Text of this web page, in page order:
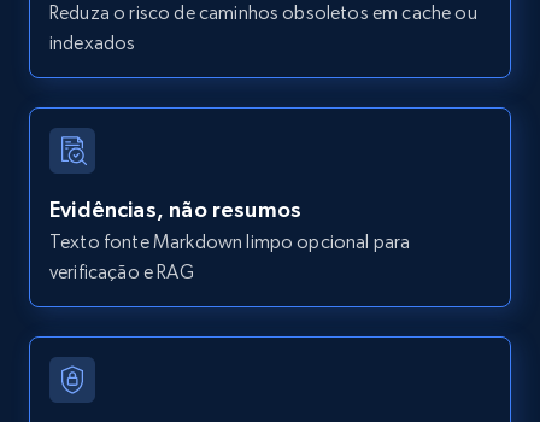
Reduza o risco de caminhos obsoletos em cache ou
indexados
Evidências, não resumos
Texto fonte Markdown limpo opcional para
verificação e RAG